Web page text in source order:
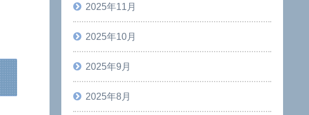
2025年11月
2025年10月
2025年9月
2025年8月